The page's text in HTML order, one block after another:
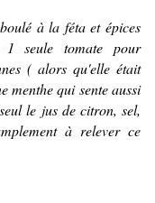
à la féta et épices
seule tomate pour
( alors qu'elle était
menthe qui sente aussi
le jus de citron, sel,
à relever ce